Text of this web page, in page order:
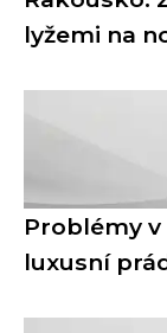
lyžemi na
Problémy v
luxusní